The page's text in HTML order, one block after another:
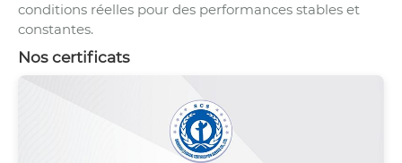
conditions réelles pour des performances stables et
constantes.
Nos certificats